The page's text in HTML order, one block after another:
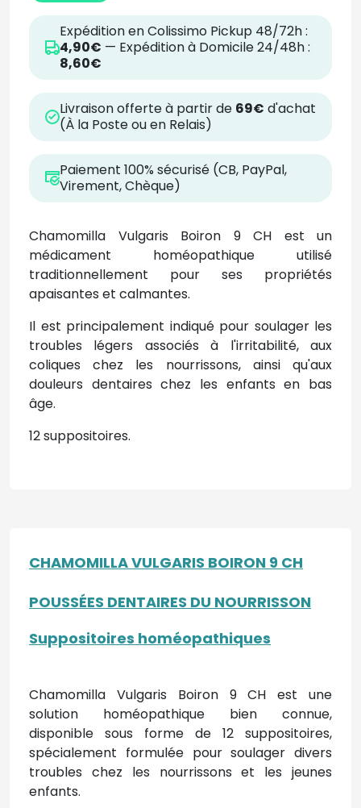
Expédition en Colissimo Pickup 48/72h :
4,90€ — Expédition à Domicile 24/48h :
8,60€
Livraison offerte à partir de 69€ d'achat
(À la Poste ou en Relais)
Paiement 100% sécurisé (CB, PayPal,
Virement, Chèque)
Chamomilla Vulgaris Boiron 9 CH est un
médicament homéopathique utilisé
traditionnellement pour ses propriétés
apaisantes et calmantes.
Il est principalement indiqué pour soulager les
troubles légers associés à l'irritabilité, aux
coliques chez les nourrissons, ainsi qu'aux
douleurs dentaires chez les enfants en bas
âge.
12 suppositoires.
CHAMOMILLA VULGARIS BOIRON 9 CH
POUSSÉES DENTAIRES DU NOURRISSON
Suppositoires homéopathiques
Chamomilla Vulgaris Boiron 9 CH est une
solution homéopathique bien connue,
disponible sous forme de 12 suppositoires,
spécialement formulée pour soulager divers
troubles chez les nourrissons et les jeunes
enfants.